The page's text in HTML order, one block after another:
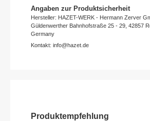
Angaben zur Produktsicherheit
Hersteller: HAZET-WERK - Hermann Zerver
Güldenwerther Bahnhofstraße 25 - 29, 42857
Germany
Kontakt: info@hazet.de
Produktempfehlung